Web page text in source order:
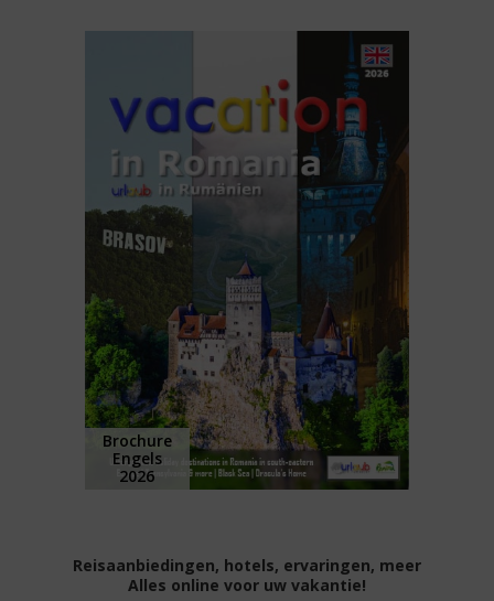
Brochure
Engels
2026
Reisaanbiedingen, hotels, ervaringen, meer
Alles online voor uw vakantie!